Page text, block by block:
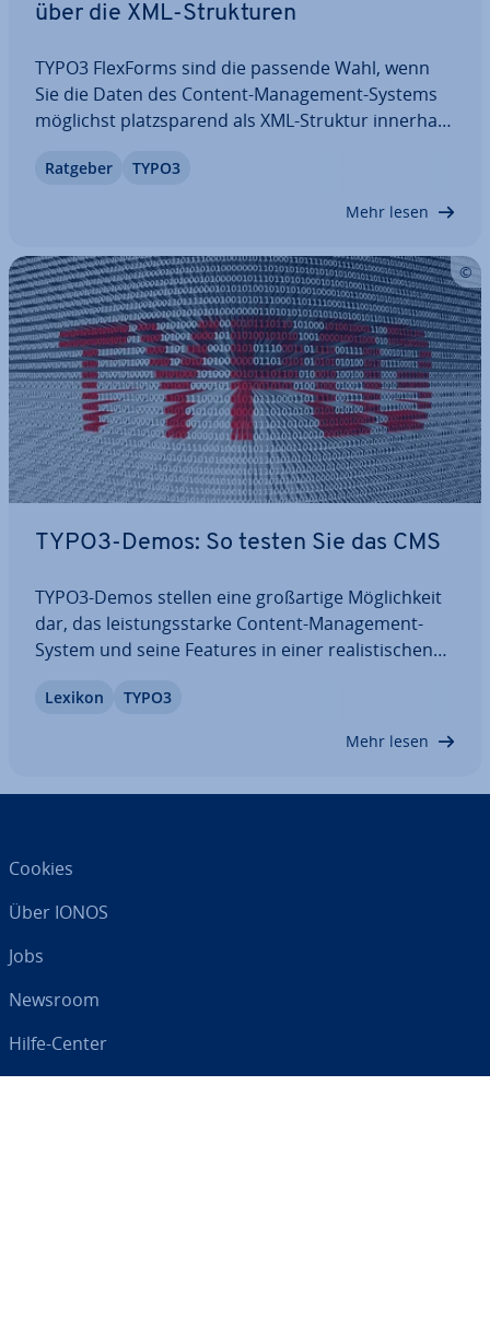
über die XML-Struk­tu­ren
TYPO3 FlexForms sind die passende Wahl, wenn
Sie die Daten des Content-Ma­nage­ment-Systems
möglichst platz­spa­rend als XML-Struktur innerhalb
möchten. In diesem Artikel erfahren Sie, was
Ratgeber TYPO3
Mehr lesen
TYPO3-Demos: So testen Sie das CMS
TYPO3-Demos stellen eine groß­ar­ti­ge Mög­lich­keit
dar, das leis­tungs­star­ke Content-Ma­nage­ment-
System und seine Features in einer rea­lis­ti­schen
Potenzial von TYPO3 ken­nen­zu­ler­nen. In diesem
Lexikon TYPO3
Mehr lesen
Cookies
Über IONOS
Jobs
Newsroom
Hilfe-Center